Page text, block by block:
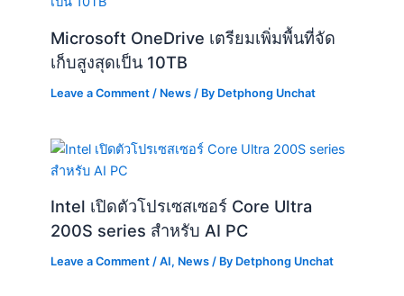
Microsoft OneDrive เตรียมเพิ่มพื้นที่จัด
เก็บสูงสุดเป็น 10TB
Leave a Comment / News / By Detphong Unchat
Intel เปิดตัวโปรเซสเซอร์ Core Ultra
200S series สำหรับ AI PC
Leave a Comment /AI, News / By Detphong Unchat